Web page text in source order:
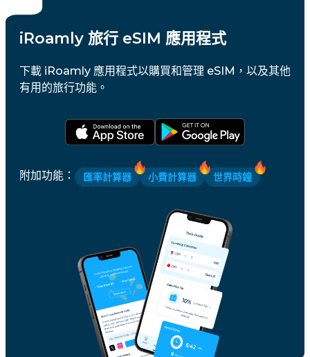
iRoamly 旅行 eSIM 應用程式
下載 iRoamly 應用程式以購買和管理 eSIM，以及其他
有用的旅行功能。
附加功能 ： 匯率計算器 小費計算器 世界時鐘